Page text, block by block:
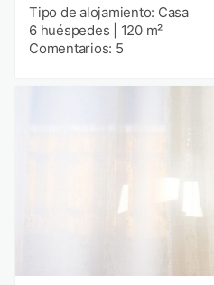
Tipo de alojamiento: Casa
6 huéspedes
120 m²
Comentarios: 5